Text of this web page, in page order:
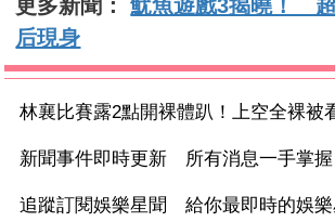
更多新聞：魷魚遊戲3揭曉！
后現身
林襄比賽露2點開裸體趴！上空全裸被
新聞事件即時更新 所有消息一手掌握
追蹤訂閱娛樂星聞 給你最即時的娛